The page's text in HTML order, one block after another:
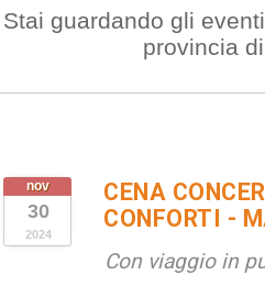
Stai guardando gli
provincia
nov
30
2024
CENA
CONFORTI -
Con viaggio in